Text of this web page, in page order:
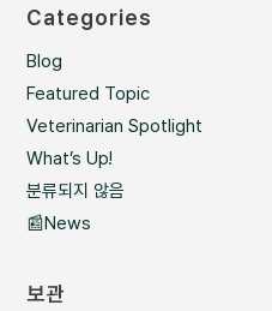
Categories
Blog
Featured Topic
Veterinarian Spotlight
What’s Up!
분류되지 않음
📰News
보관